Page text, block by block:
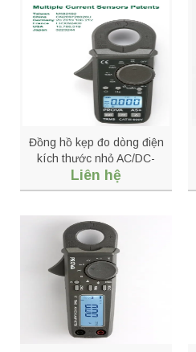
Đồng hồ kẹp đo dòng điện
kích thước nhỏ AC/DC-
PROVA A5+
Liên hệ